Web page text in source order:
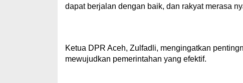
dapat berjalan dengan baik, dan rakyat merasa
Ketua DPR Aceh, Zulfadli, mengingatkan
mewujudkan pemerintahan yang efektif.